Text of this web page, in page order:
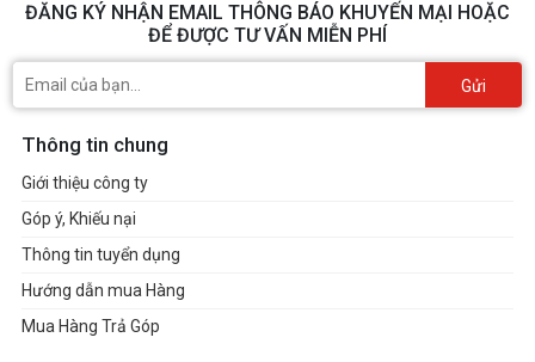
ĐĂNG KÝ NHẬN EMAIL THÔNG BÁO KHUYẾN MẠI HOẶC
ĐỂ ĐƯỢC TƯ VẤN MIỄN PHÍ
Gửi
Thông tin chung
Giới thiệu công ty
Góp ý, Khiếu nại
Thông tin tuyển dụng
Hướng dẫn mua Hàng
Mua Hàng Trả Góp